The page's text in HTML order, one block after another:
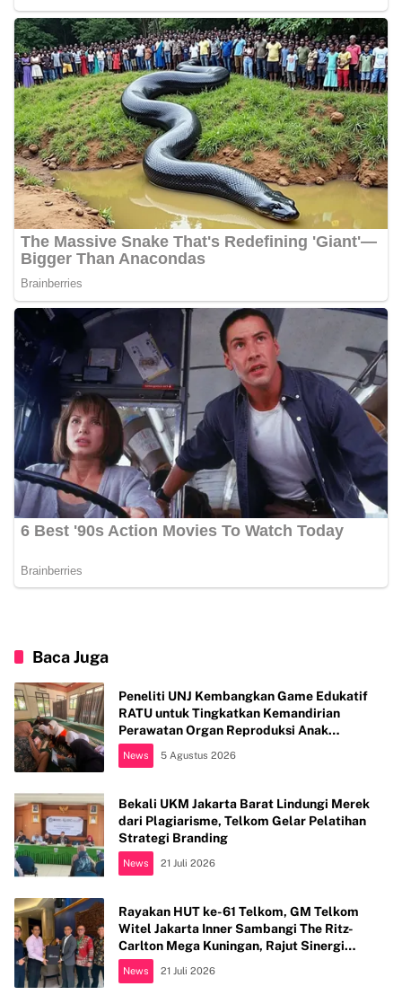
Baca Juga
Peneliti UNJ Kembangkan Game Edukatif
RATU untuk Tingkatkan Kemandirian
Perawatan Organ Reproduksi Anak
Hambatan Intelektual
News 5 Agustus 2026
Bekali UKM Jakarta Barat Lindungi Merek
dari Plagiarisme, Telkom Gelar Pelatihan
Strategi Branding
News 21 Juli 2026
Rayakan HUT ke-61 Telkom, GM Telkom
Witel Jakarta Inner Sambangi The Ritz-
Carlton Mega Kuningan, Rajut Sinergi
Digital untuk Industri Hospitality
News 21 Juli 2026